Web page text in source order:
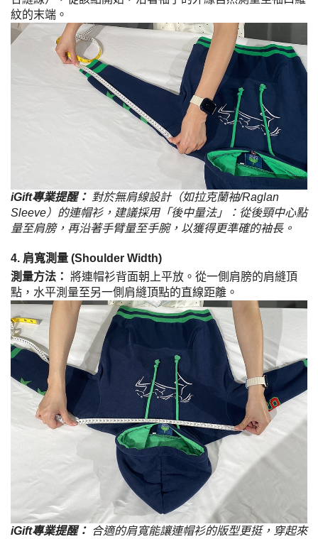
紋的末端。
iGift專業提醒： 對於無肩線設計（如拉克蘭袖/Raglan
Sleeve）的連帽衫，建議採用「後中量法」：從後頸中心點
量至肩膀，再沿著手臂量至手腕，以獲得更準確的袖長。
4. 肩寬測量 (Shoulder Width)
測量方法： 將連帽衫背面朝上平放。從一側肩膀的肩縫頂
點，水平測量至另一側肩縫頂點的直線距離。
iGift專業提醒： 合適的肩寬能讓連帽衫的版型更挺，穿起來